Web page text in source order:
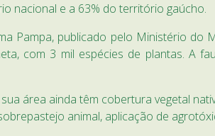
nacional e a 63% do território gaúcho.
Pampa, publicado pelo Ministério do
com 3 mil espécies de plantas. A
área ainda têm cobertura vegetal
animal, aplicação de